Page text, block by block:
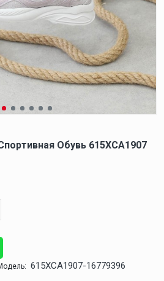
Обувь 615XCA1907
615XCA1907-16779396